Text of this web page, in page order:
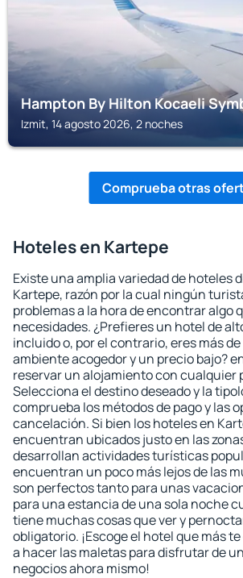
Hampton By Hilton Kocaeli
Izmit, 14 agosto 2026, 2 noches
Comprueba otras
Hoteles en Kartepe
Existe una amplia variedad de hoteles
Kartepe, razón por la cual ningún
problemas a la hora de encontrar algo
necesidades. ¿Prefieres un hotel de
incluido o, por el contrario, eres más
ambiente acogedor y un precio bajo?
reservar un alojamiento con cualquier
Selecciona el destino deseado y la
comprueba los métodos de pago y las
cancelación. Si bien los hoteles en
encuentran ubicados justo en las
desarrollan actividades turísticas
encuentran un poco más lejos de las
son perfectos tanto para unas
para una estancia de una sola noche
tiene muchas cosas que ver y
obligatorio. ¡Escoge el hotel que más
a hacer las maletas para disfrutar de
negocios ahora mismo!